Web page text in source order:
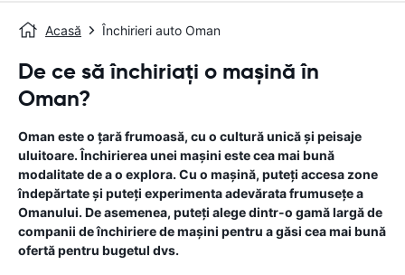
Acasă Închirieri auto Oman
De ce să închiriați o mașină în
Oman?
Oman este o țară frumoasă, cu o cultură unică și peisaje
uluitoare. Închirierea unei mașini este cea mai bună
modalitate de a o explora. Cu o mașină, puteți accesa zone
îndepărtate și puteți experimenta adevărata frumusețe a
Omanului. De asemenea, puteți alege dintr-o gamă largă de
companii de închiriere de mașini pentru a găsi cea mai bună
ofertă pentru bugetul dvs.